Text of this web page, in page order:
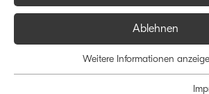
Ablehnen
Weitere Informationen